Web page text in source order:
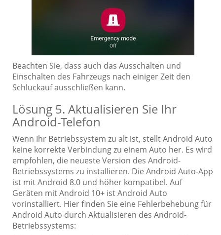
Beachten Sie, dass auch das Ausschalten und
Einschalten des Fahrzeugs nach einiger Zeit den
Schluckauf ausschließen kann.
Lösung 5. Aktualisieren Sie Ihr
Android-Telefon
Wenn Ihr Betriebssystem zu alt ist, stellt Android Auto
keine korrekte Verbindung zu einem Auto her. Es wird
empfohlen, die neueste Version des Android-
Betriebssystems zu installieren. Die Android Auto-App
ist mit Android 8.0 und höher kompatibel. Auf
Geräten mit Android 10+ ist Android Auto
vorinstalliert. Hier finden Sie eine Fehlerbehebung für
Android Auto durch Aktualisieren des Android-
Betriebssystems: